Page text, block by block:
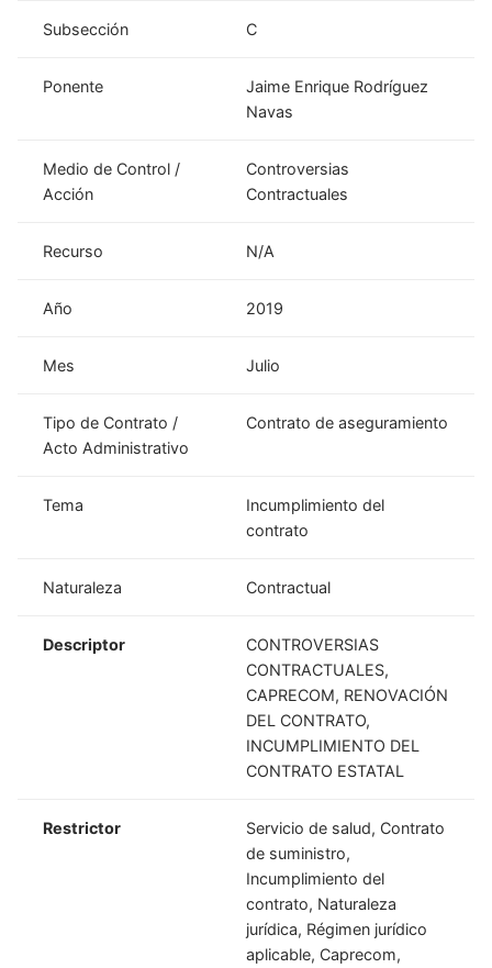
Subsección C
Ponente
Jaime Enrique Rodríguez
Navas
Medio de Control /
Acción
Controversias
Contractuales
Recurso N/A
Año 2019
Mes Julio
Tipo de Contrato /
Acto Administrativo
Contrato de aseguramiento
Tema
Incumplimiento del
contrato
Naturaleza Contractual
Descriptor
CONTROVERSIAS
CONTRACTUALES,
CAPRECOM, RENOVACIÓN
DEL CONTRATO,
INCUMPLIMIENTO DEL
CONTRATO ESTATAL
Restrictor
Servicio de salud, Contrato
de suministro,
Incumplimiento del
contrato, Naturaleza
jurídica, Régimen jurídico
aplicable, Caprecom,